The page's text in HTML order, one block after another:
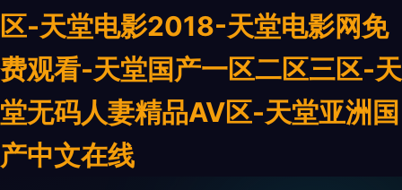
区-天堂电影2018-天堂电影网免
费观看-天堂国产一区二区三区-天
堂无码人妻精品AV区-天堂亚洲国
产中文在线